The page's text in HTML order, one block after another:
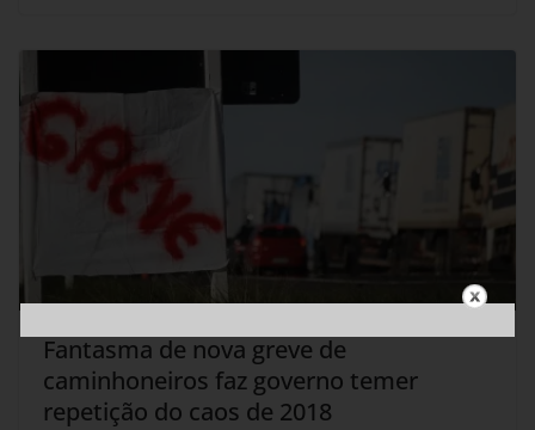
Fantasma de nova greve de
caminhoneiros faz governo temer
repetição do caos de 2018